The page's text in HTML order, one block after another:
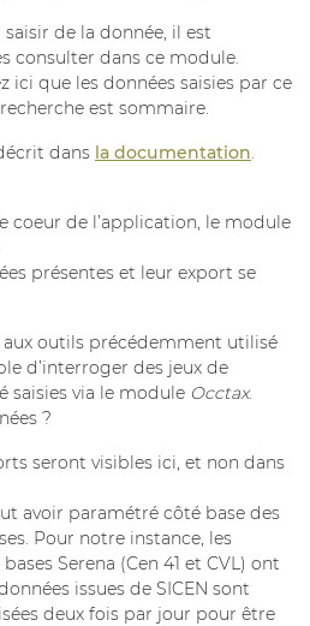
de la donnée, il est
consulter dans ce module.
ici que les données saisies par ce
est sommaire.
dans la documentation.
coeur de l’application, le module
présentes et leur export se
outils précédemment utilisé
d’interroger des jeux de
saisies via le module Occtax.
?
seront visibles ici, et non dans
avoir paramétré côté base des
Pour notre instance, les
Serena (Cen 41 et CVL) ont
issues de SICEN sont
deux fois par jour pour être